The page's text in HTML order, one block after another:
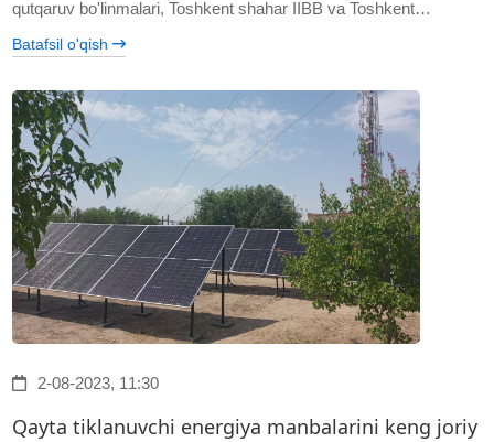
qutqaruv bo'linmalari, Toshkent shahar IIBB va Toshkent…
Batafsil o'qish
2-08-2023, 11:30
Qayta tiklanuvchi energiya manbalarini keng joriy